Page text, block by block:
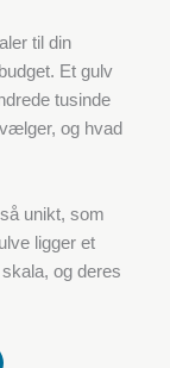
til din
Et gulv
tusinde
og hvad
unikt, som
ligger et
og deres